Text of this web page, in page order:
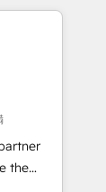
that
the